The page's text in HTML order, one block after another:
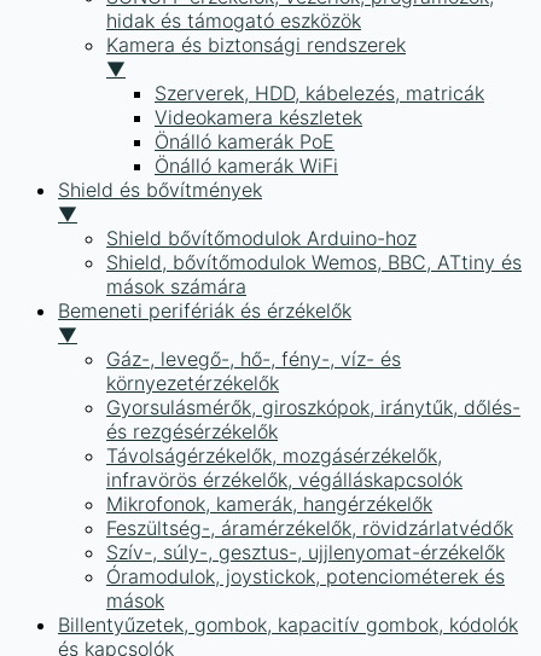
hidak és támogató eszközök
Kamera és biztonsági rendszerek
▼
Szerverek, HDD, kábelezés, matricák
Videokamera készletek
Önálló kamerák PoE
Önálló kamerák WiFi
Shield és bővítmények
▼
Shield bővítőmodulok Arduino-hoz
Shield, bővítőmodulok Wemos, BBC, ATtiny és
mások számára
Bemeneti perifériák és érzékelők
▼
Gáz-, levegő-, hő-, fény-, víz- és
környezetérzékelők
Gyorsulásmérők, giroszkópok, iránytűk, dőlés-
és rezgésérzékelők
Távolságérzékelők, mozgásérzékelők,
infravörös érzékelők, végálláskapcsolók
Mikrofonok, kamerák, hangérzékelők
Feszültség-, áramérzékelők, rövidzárlatvédők
Szív-, súly-, gesztus-, ujjlenyomat-érzékelők
Óramodulok, joystickok, potenciométerek és
mások
Billentyűzetek, gombok, kapacitív gombok, kódolók
és kapcsolók